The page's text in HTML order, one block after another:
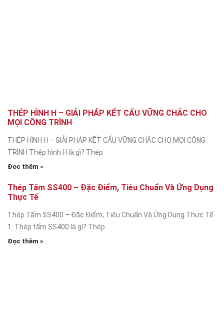
THÉP HÌNH H – GIẢI PHÁP KẾT CẤU VỮNG CHẮC CHO
MỌI CÔNG TRÌNH
THÉP HÌNH H – GIẢI PHÁP KẾT CẤU VỮNG CHẮC CHO MỌI CÔNG
TRÌNH Thép hình H là gì? Thép
Đọc thêm »
Thép Tấm SS400 – Đặc Điểm, Tiêu Chuẩn Và Ứng Dụng
Thực Tế
Thép Tấm SS400 – Đặc Điểm, Tiêu Chuẩn Và Ứng Dụng Thực Tế
1. Thép tấm SS400 là gì? Thép
Đọc thêm »